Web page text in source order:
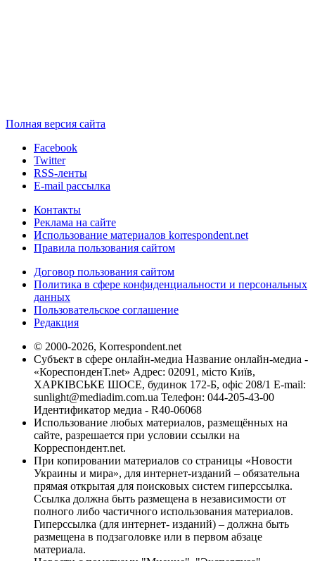
Полная версия сайта
Facebook
Twitter
RSS-ленты
E-mail рассылка
Контакты
Реклама на сайте
Использование материалов korrespondent.net
Правила пользования сайтом
Договор пользования сайтом
Политика в сфере конфиденциальности и персональных
данных
Пользовательское соглашение
Редакция
© 2000-2026, Korrespondent.net
Субъект в сфере онлайн-медиа Название онлайн-медиа -
«КореспонденТ.net» Адрес: 02091, місто Київ,
ХАРКІВСЬКЕ ШОСЕ, будинок 172-Б, офіс 208/1 E-mail:
sunlight@mediadim.com.ua Телефон: 044-205-43-00
Идентификатор медиа - R40-06068
Использование любых материалов, размещённых на
сайте, разрешается при условии ссылки на
Корреспондент.net.
При копировании материалов со страницы «Новости
Украины и мира», для интернет-изданий – обязательна
прямая открытая для поисковых систем гиперссылка.
Ссылка должна быть размещена в независимости от
полного либо частичного использования материалов.
Гиперссылка (для интернет- изданий) – должна быть
размещена в подзаголовке или в первом абзаце
материала.